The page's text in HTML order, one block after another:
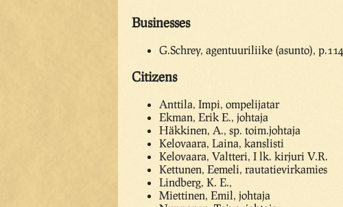
Businesses
G.Schrey, agentuuriliike (asunto), p.114
Citizens
Anttila, Impi, ompelijatar
Ekman, Erik E., johtaja
Häkkinen, A., sp. toim.johtaja
Kelovaara, Laina, kanslisti
Kelovaara, Valtteri, I lk. kirjuri V.R.
Kettunen, Eemeli, rautatievirkamies
Lindberg, K. E.,
Miettinen, Emil, johtaja